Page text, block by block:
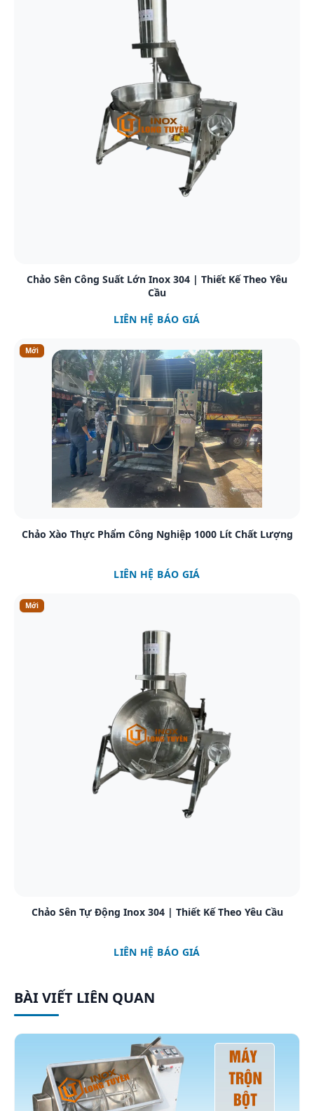
Xem chi tiết
Chảo Sên Công Suất Lớn Inox 304 | Thiết Kế Theo Yêu
Cầu
LIÊN HỆ BÁO GIÁ
Mới
Xem chi tiết
Chảo Xào Thực Phẩm Công Nghiệp 1000 Lít Chất Lượng
LIÊN HỆ BÁO GIÁ
Mới
Xem chi tiết
Chảo Sên Tự Động Inox 304 | Thiết Kế Theo Yêu Cầu
LIÊN HỆ BÁO GIÁ
BÀI VIẾT LIÊN QUAN